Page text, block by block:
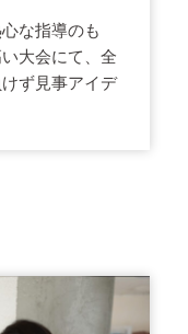
な指導のも
大会にて、全
ず見事アイデ